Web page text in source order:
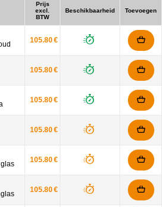
Prijs
excl.
BTW
Beschikbaarheid Toevoegen
105.80 €
105.80 €
105.80 €
105.80 €
105.80 €
105.80 €